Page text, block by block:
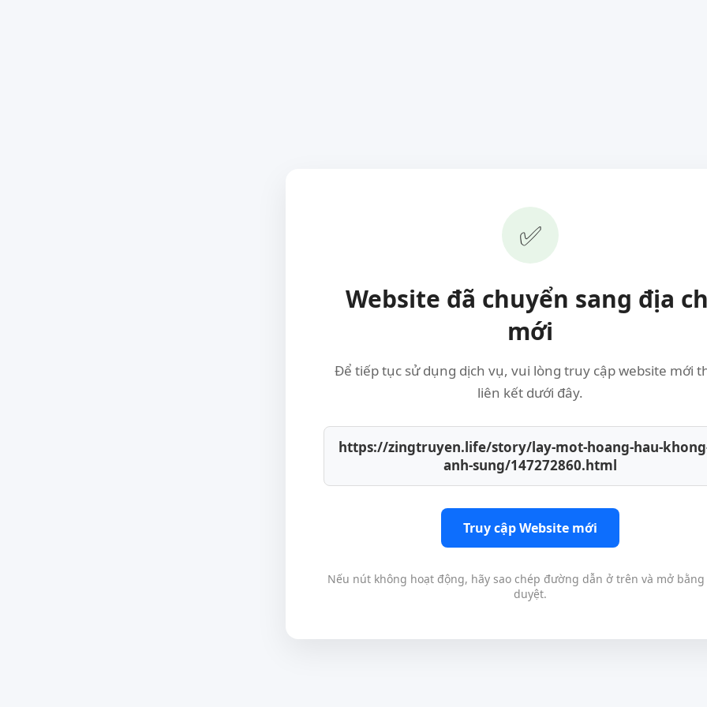
✅
Website đã chuyển sang địa
mới
Để tiếp tục sử dụng dịch vụ, vui lòng truy cập website mới
liên kết dưới đây.
https://zingtruyen.life/story/lay-mot-hoang-hau-
anh-sung/147272860.html
Truy cập Website mới
Nếu nút không hoạt động, hãy sao chép đường dẫn ở trên và mở
duyệt.